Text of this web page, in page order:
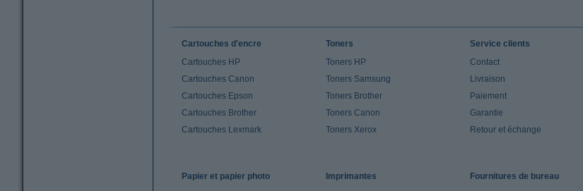
Cartouches d'encre
Cartouches HP
Cartouches Canon
Cartouches Epson
Cartouches Brother
Cartouches Lexmark
Toners
Toners HP
Toners Samsung
Toners Brother
Toners Canon
Toners Xerox
Service clients
Contact
Livraison
Paiement
Garantie
Retour et échange
Papier et papier photo
Imprimantes
Fournitures de bureau